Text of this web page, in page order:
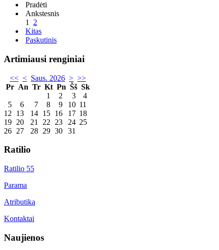
Pradėti
Ankstesnis
1
2
Kitas
Paskutinis
Artimiausi renginiai
<< < Saus. 2026 > >>
Pr An Tr Kt Pn Šš Sk
1
2 3
4
5
6 7 8 9 10 11
12
13 14 15 16 17 18
19 20 21 22 23 24 25
26 27 28 29 30 31
Ratilio
Ratilio 55
Parama
Atributika
Kontaktai
Naujienos